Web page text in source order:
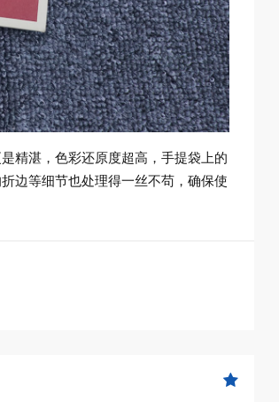
精湛，色彩还原度超高，手提袋上的
边等细节也处理得一丝不苟，确保使